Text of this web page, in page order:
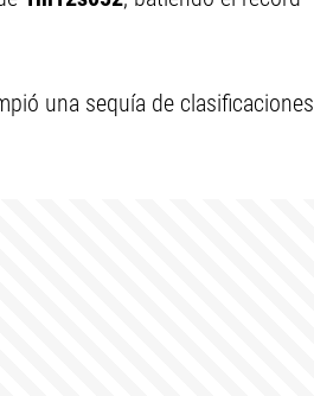
una sequía de clasificaciones